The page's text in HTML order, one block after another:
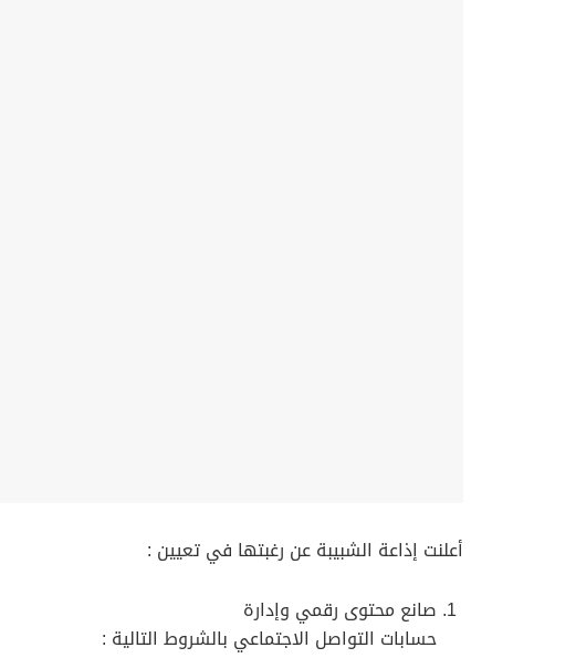
أعلنت إذاعة الشبيبة عن رغبتها في تعيين :
صانع محتوى رقمي وإدارة
حسابات التواصل الاجتماعي بالشروط التالية :